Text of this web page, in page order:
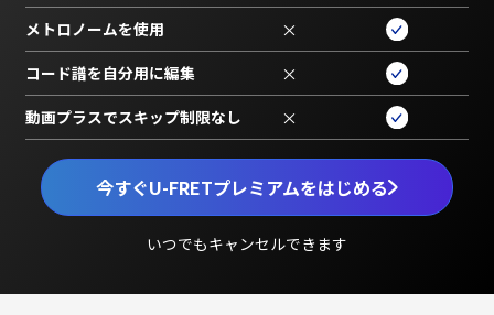
今すぐU-FRETプレミアムをはじめる
いつでもキャンセルできます
メトロノームを使用 ×
コード譜を自分用に編集 ×
動画プラスでスキップ制限なし ×